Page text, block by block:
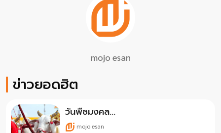
mojo esan
ข่าวยอดฮิต
วันพืชมงคล...
mojo esan